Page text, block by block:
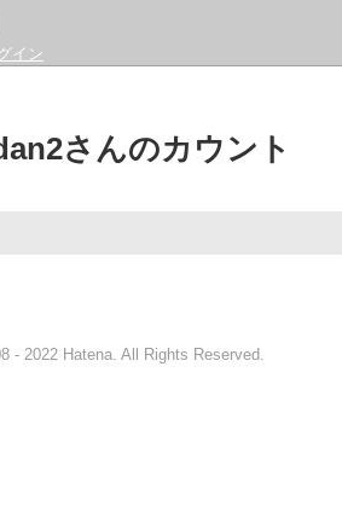
イン
さんのカウント
- 2022 Hatena. All Rights Reserved.